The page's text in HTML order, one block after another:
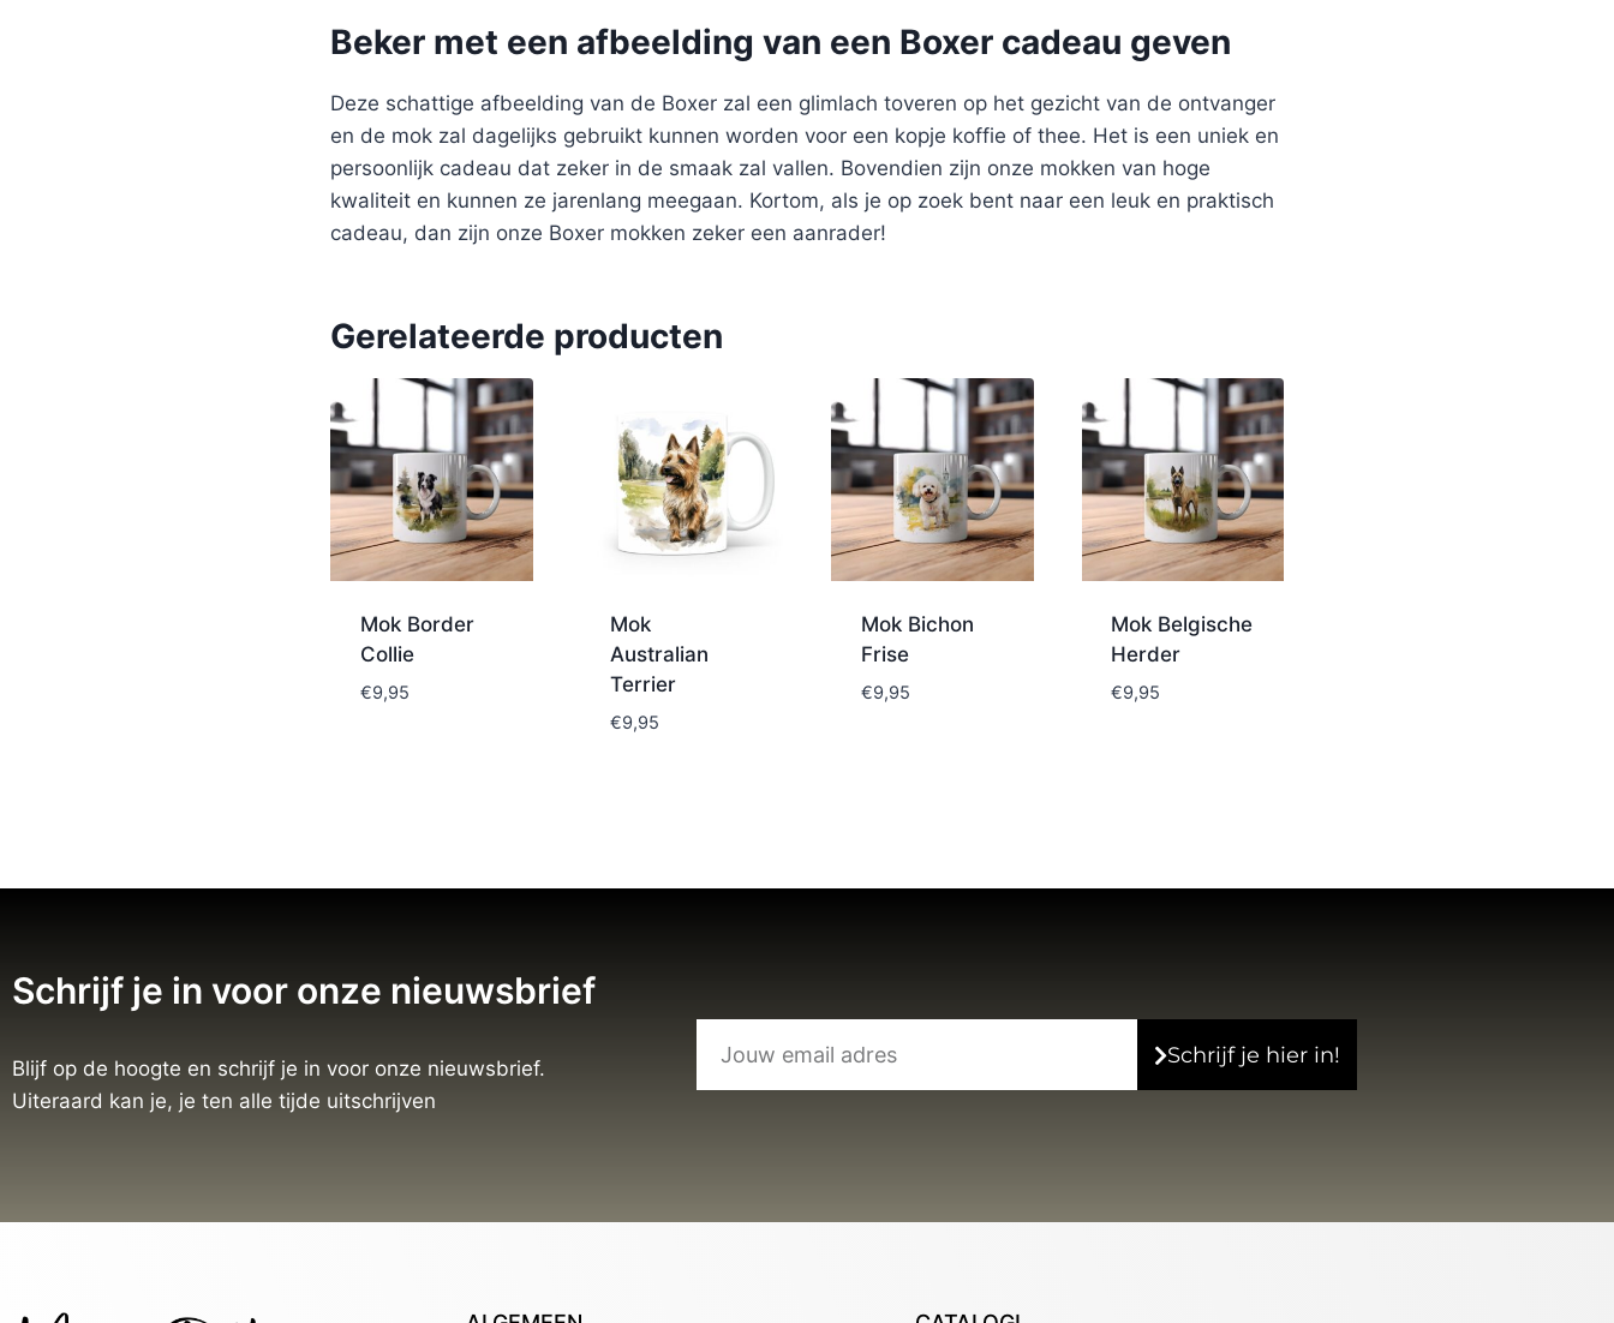
Beker met een afbeelding van een Boxer cadeau geven
Deze schattige afbeelding van de Boxer zal een glimlach toveren op het gezicht van de ontvanger
en de mok zal dagelijks gebruikt kunnen worden voor een kopje koffie of thee. Het is een uniek en
persoonlijk cadeau dat zeker in de smaak zal vallen. Bovendien zijn onze mokken van hoge
kwaliteit en kunnen ze jarenlang meegaan. Kortom, als je op zoek bent naar een leuk en praktisch
cadeau, dan zijn onze Boxer mokken zeker een aanrader!
Gerelateerde producten
Mok Border
Collie
€9,95
Mok
Australian
Terrier
€9,95
Mok Bichon
Frise
€9,95
Mok Belgische
Herder
€9,95
Schrijf je in voor onze nieuwsbrief
Blijf op de hoogte en schrijf je in voor onze nieuwsbrief.
Uiteraard kan je, je ten alle tijde uitschrijven
Schrijf je hier in!